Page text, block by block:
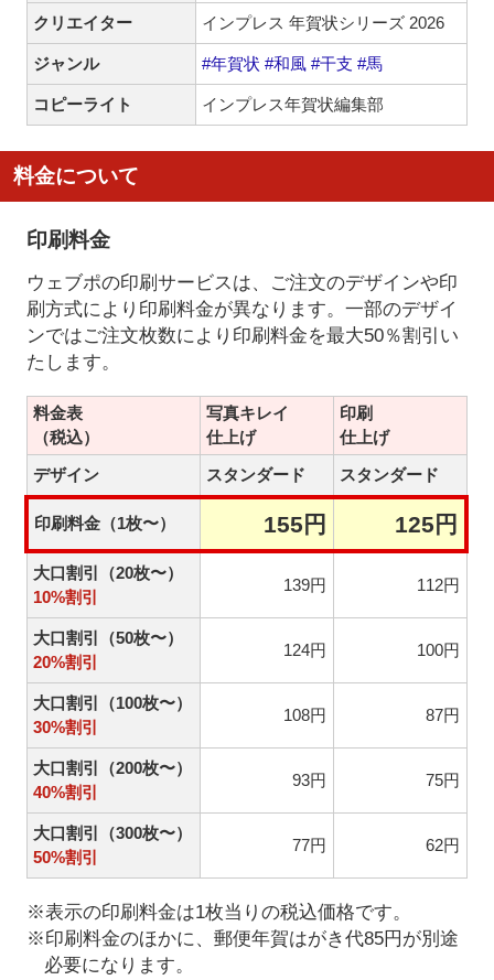
クリエイター インプレス 年賀状シリーズ 2026
ジャンル #年賀状 #和風 #干支 #馬
コピーライト インプレス年賀状編集部
料金について
印刷料金
ウェブポの印刷サービスは、ご注文のデザインや印
刷方式により印刷料金が異なります。一部のデザイ
ンではご注文枚数により印刷料金を最大50％割引い
たします。
料金表
（税込）
写真キレイ
仕上げ
印刷
仕上げ
デザイン
スタンダード スタンダード
印刷料金（1枚〜） 155円 125円
大口割引（20枚〜）
10%割引
139円 112円
大口割引（50枚〜）
20%割引
124円 100円
大口割引（100枚〜）
30%割引
108円 87円
大口割引（200枚〜）
40%割引
93円 75円
大口割引（300枚〜）
50%割引
77円 62円
※表示の印刷料金は1枚当りの税込価格です。
※印刷料金のほかに、郵便年賀はがき代85円が別途
必要になります。